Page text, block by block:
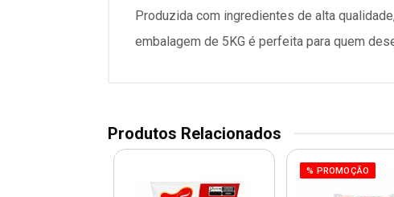
Produzida com ingredientes de alta
embalagem de 5KG é perfeita para quem
Produtos Relacionados
% PROMOÇÃO